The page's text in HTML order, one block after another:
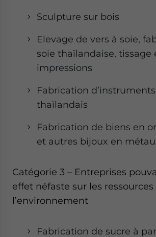
Sculpture sur bois
Elevage de vers à soie,
soie thaïlandaise, tissage
impressions
Fabrication
thaïlandais
Fabrication de biens en
et autres bijoux en
Catégorie 3 – Entreprises
effet néfaste sur les
l’environnement
Fabrication de sucre à